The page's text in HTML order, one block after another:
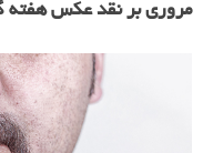
مروری بر نقد عکس هفته